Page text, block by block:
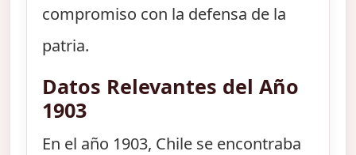
compromiso con la defensa de la
patria.
Datos Relevantes del Año
1903
En el año 1903, Chile se encontraba